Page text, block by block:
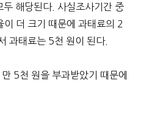
해당된다. 사실조사기간 중
이 더 크기 때문에 과태료의 2
과태료는 5천 원이 된다.
5천 원을 부과받았기 때문에